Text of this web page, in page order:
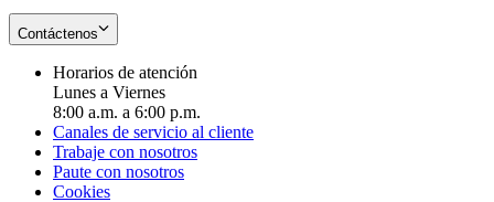
Contáctenos
Horarios de atención
Lunes a Viernes
8:00 a.m. a 6:00 p.m.
Canales de servicio al cliente
Trabaje con nosotros
Paute con nosotros
Cookies